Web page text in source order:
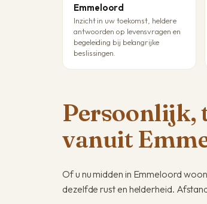
Emmeloord
Inzicht in uw toekomst, heldere
antwoorden op levensvragen en
begeleiding bij belangrijke
beslissingen.
Persoonlijk,
vanuit
Of u nu midden in Emmeloord
dezelfde rust en helderheid.